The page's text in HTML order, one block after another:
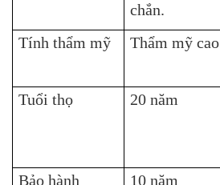
chắn.
Tính thẩm mỹ Thẩm mỹ cao
Tuổi thọ
20 năm
Bảo hành
10 năm